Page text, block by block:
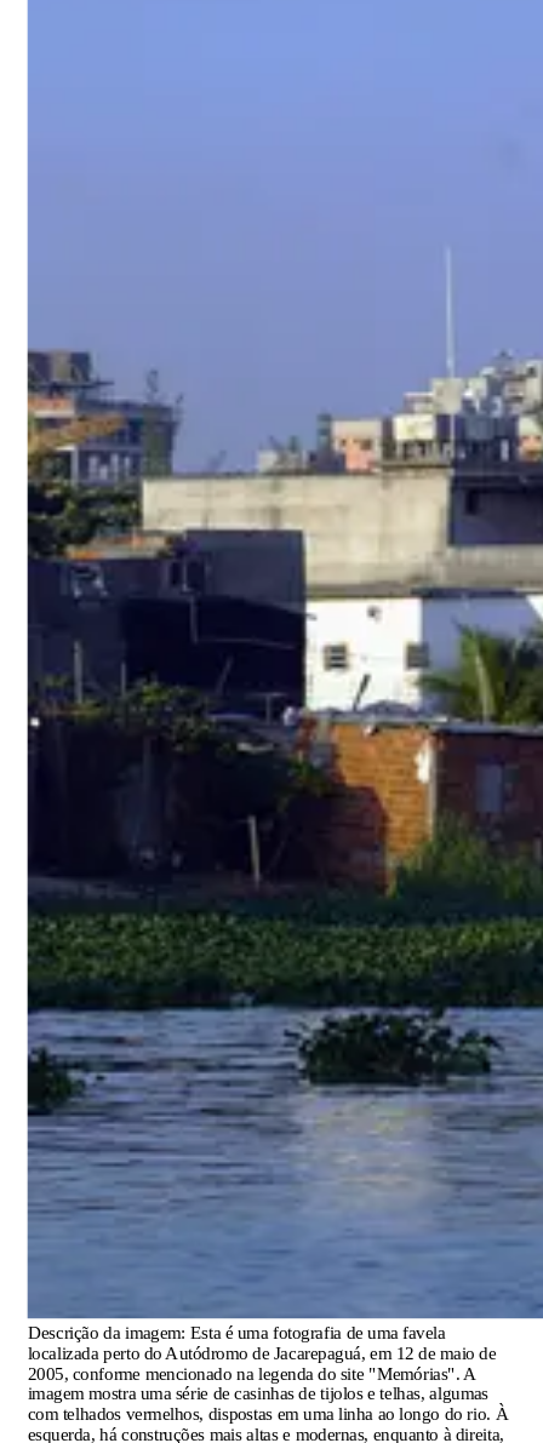
Descrição da imagem: Esta é uma fotografia de uma favela
localizada perto do Autódromo de Jacarepaguá, em 12 de maio de
2005, conforme mencionado na legenda do site "Memórias". A
imagem mostra uma série de casinhas de tijolos e telhas, algumas
com telhados vermelhos, dispostas em uma linha ao longo do rio. À
esquerda, há construções mais altas e modernas, enquanto à direita,